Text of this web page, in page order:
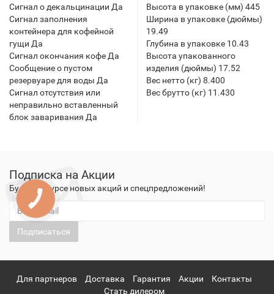
Сигнал о декальцинации Да
Сигнал заполнения
контейнера для кофейной
гущи Да
Сигнал окончания кофе Да
Сообщение о пустом
резервуаре для воды Да
Сигнал отсутствия или
неправильно вставленный
блок заваривания Да
Высота в упаковке (мм) 445
Ширина в упаковке (дюймы)
19.49
Глубина в упаковке 10.43
Высота упакованного
изделия (дюймы) 17.52
Вес нетто (кг) 8.400
Вес брутто (кг) 11.430
Подписка на Акции
Будьте в курсе новых акций и спецпредложений!
Подписаться
Для партнеров Доставка Гарантия Акции
Контакты
Стать дилером
КНОПКА
ЗВ'ЯЗКУ